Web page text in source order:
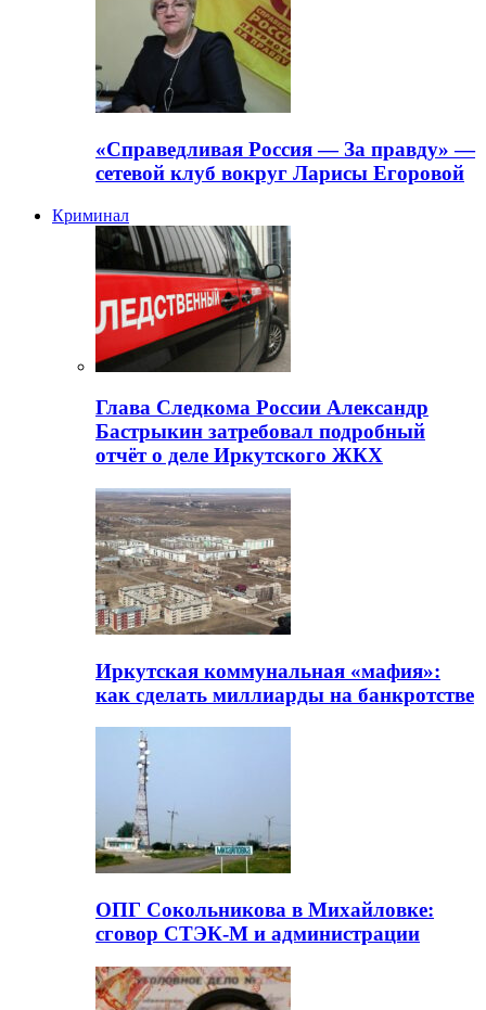
«Справедливая Россия — За правду» —
сетевой клуб вокруг Ларисы Егоровой
Криминал
Глава Следкома России Александр
Бастрыкин затребовал подробный
отчёт о деле Иркутского ЖКХ
Иркутская коммунальная «мафия»:
как сделать миллиарды на банкротстве
ОПГ Сокольникова в Михайловке:
сговор СТЭК-М и администрации